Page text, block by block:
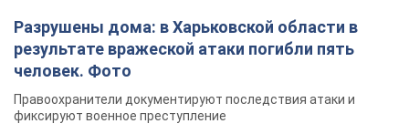
Разрушены дома: в Харьковской области в
результате вражеской атаки погибли пять
человек. Фото
Правоохранители документируют последствия атаки и
фиксируют военное преступление